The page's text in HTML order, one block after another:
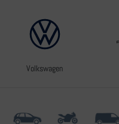
Volkswagen